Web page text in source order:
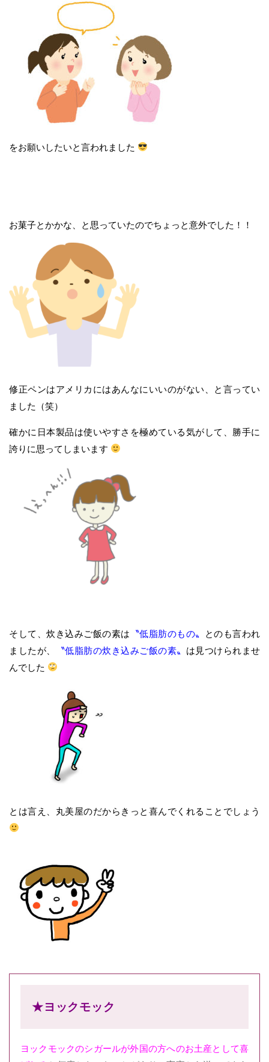
をお願いしたいと言われました
お菓子とかかな、と思っていたのでちょっと意外でした！！
修正ペンはアメリカにはあんなにいいのがない、と言ってい
ました（笑）
確かに日本製品は使いやすさを極めている気がして、勝手に
誇りに思ってしまいます
そして、炊き込みご飯の素は 〝低脂肪のもの〟
とのも言われ
ましたが、
〝低脂肪の炊き込みご飯の素〟 は見つけられませ
んでした
とは言え、丸美屋のだからきっと喜んでくれることでしょう
★ヨックモック
ヨックモックのシガールが外国の方へのお土産として喜